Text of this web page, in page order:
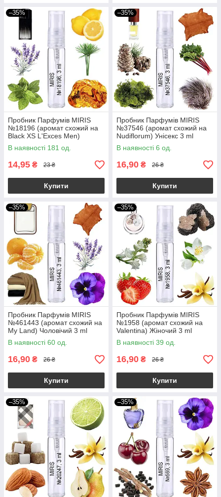
–35%
Пробник Парфумів MIRIS
№18196 (аромат схожий на
Black XS L'Exces Men)
Чоловічий 3 ml
В наявності 181 од.
14,95 ₴ 23 ₴
Купити
–35%
Пробник Парфумів MIRIS
№37546 (аромат схожий на
Nudiflorum) Унісекс 3 ml
В наявності 6 од.
16,90 ₴ 26 ₴
Купити
–35%
Пробник Парфумів MIRIS
№461443 (аромат схожий на
My Land) Чоловічий 3 ml
В наявності 60 од.
16,90 ₴ 26 ₴
Купити
–35%
Пробник Парфумів MIRIS
№1958 (аромат схожий на
Valentina) Жіночий 3 ml
В наявності 39 од.
16,90 ₴ 26 ₴
Купити
–35% –35%